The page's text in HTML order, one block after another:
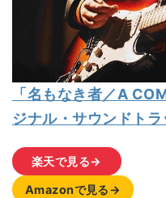
「名もなき者／A
ジナル・サウンドトラ
楽天で見る→
Amazonで見る→